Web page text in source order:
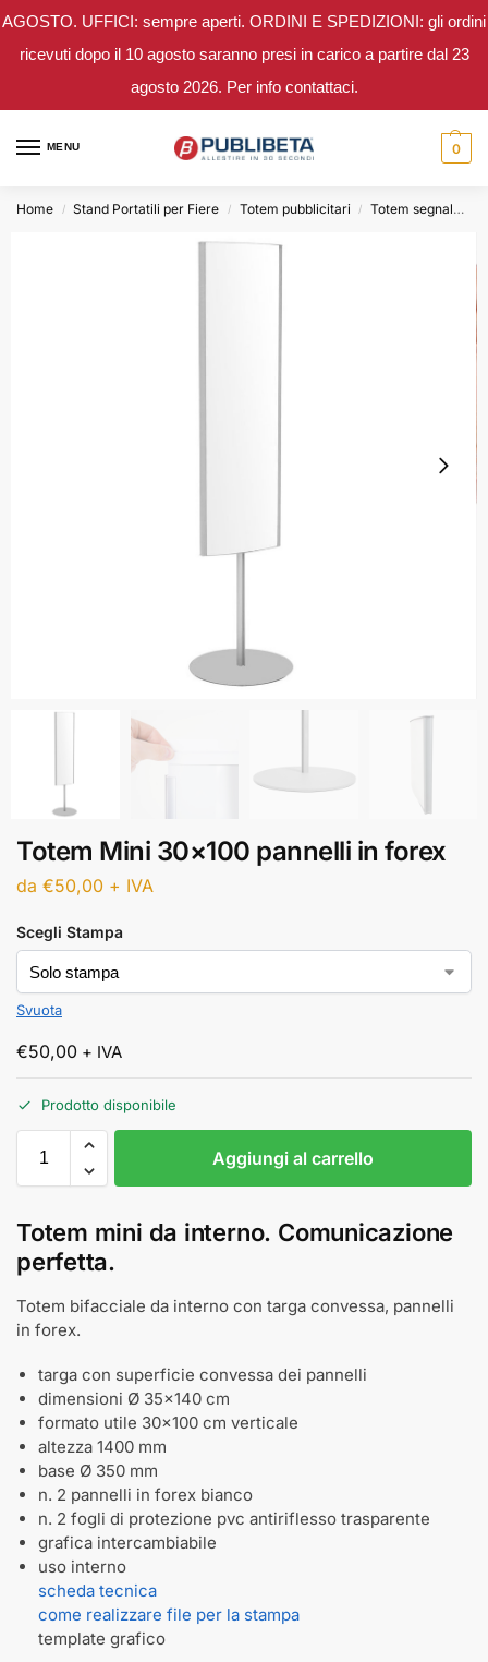
AGOSTO. UFFICI: sempre aperti. ORDINI E SPEDIZIONI: gli ordini
ricevuti dopo il 10 agosto saranno presi in carico a partire dal 23
agosto 2026. Per info contattaci.
MENU 0
Home / Stand Portatili per Fiere / Totem pubblicitari / Totem segnaletica
Totem Mini 30×100 pannelli in forex
da €50,00 + IVA
Scegli Stampa
Svuota
€50,00 + IVA
Prodotto disponibile
Aggiungi al carrello
Totem mini da interno. Comunicazione
perfetta.
Totem bifacciale da interno con targa convessa, pannelli
in forex.
targa con superficie convessa dei pannelli
dimensioni Ø 35x140 cm
formato utile 30x100 cm verticale
altezza 1400 mm
base Ø 350 mm
n. 2 pannelli in forex bianco
n. 2 fogli di protezione pvc antiriflesso trasparente
grafica intercambiabile
uso interno
scheda tecnica
come realizzare file per la stampa
template grafico